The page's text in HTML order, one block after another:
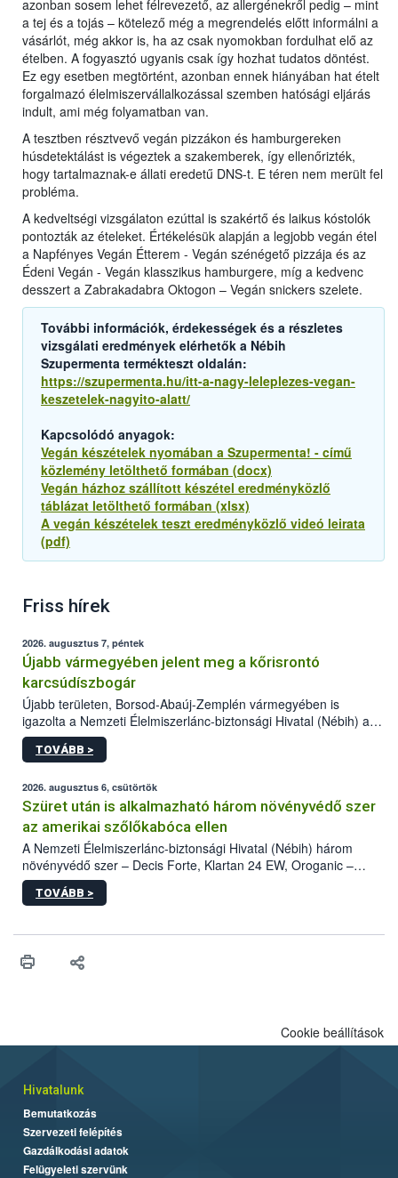
azonban sosem lehet félrevezető, az allergénekről pedig – mint
a tej és a tojás – kötelező még a megrendelés előtt informálni a
vásárlót, még akkor is, ha az csak nyomokban fordulhat elő az
ételben. A fogyasztó ugyanis csak így hozhat tudatos döntést.
Ez egy esetben megtörtént, azonban ennek hiányában hat ételt
forgalmazó élelmiszervállalkozással szemben hatósági eljárás
indult, ami még folyamatban van.
A tesztben résztvevő vegán pizzákon és hamburgereken
húsdetektálást is végeztek a szakemberek, így ellenőrizték,
hogy tartalmaznak-e állati eredetű DNS-t. E téren nem merült fel
probléma.
A kedveltségi vizsgálaton ezúttal is szakértő és laikus kóstolók
pontozták az ételeket. Értékelésük alapján a legjobb vegán étel
a Napfényes Vegán Étterem - Vegán szénégető pizzája és az
Édeni Vegán - Vegán klasszikus hamburgere, míg a kedvenc
desszert a Zabrakadabra Oktogon – Vegán snickers szelete.
További információk, érdekességek és a részletes
vizsgálati eredmények elérhetők a Nébih
Szupermenta termékteszt oldalán:
https://szupermenta.hu/itt-a-nagy-leleplezes-vegan-
keszetelek-nagyito-alatt/
Kapcsolódó anyagok:
Vegán készételek nyomában a Szupermenta! - című
közlemény letölthető formában (docx)
Vegán házhoz szállított készétel eredményközlő
táblázat letölthető formában (xlsx)
A vegán készételek teszt eredményközlő videó leirata
(pdf)
Friss hírek
2026. augusztus 7, péntek
Újabb vármegyében jelent meg a kőrisrontó
karcsúdíszbogár
Újabb területen, Borsod-Abaúj-Zemplén vármegyében is
igazolta a Nemzeti Élelmiszerlánc-biztonsági Hivatal (Nébih) a
kőrisrontó karcsúdíszbogár (Agrilus planipennis) jelenlétét. A
kártevőt nem csak színcsapdában találták meg, de már fertőzött
az intenzív felderítést, emellett az intézkedéseket a szlovák
hatósággal is összehangolják a terjedés megállítása érdekében.
TOVÁBB >
2026. augusztus 6, csütörtök
Szüret után is alkalmazható három növényvédő szer
az amerikai szőlőkabóca ellen
A Nemzeti Élelmiszerlánc-biztonsági Hivatal (Nébih) három
növényvédő szer – Decis Forte, Klartan 24 EW, Oroganic –
engedélyokiratát módosította, így azok a szüretet követően,
egészen a vesszőérettség (BBCH 91) stádiumáig
érésű szőlőkben is legyen lehetőség a károsító elleni további
felhasználók számára is elérhető és ökológiai termesztésben is
TOVÁBB >
Cookie beállítások
Hivatalunk
Bemutatkozás
Szervezeti felépítés
Gazdálkodási adatok
Felügyeleti szervünk